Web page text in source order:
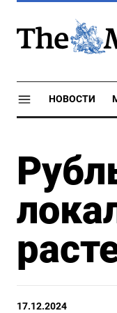
НОВОСТИ
17.12.2024